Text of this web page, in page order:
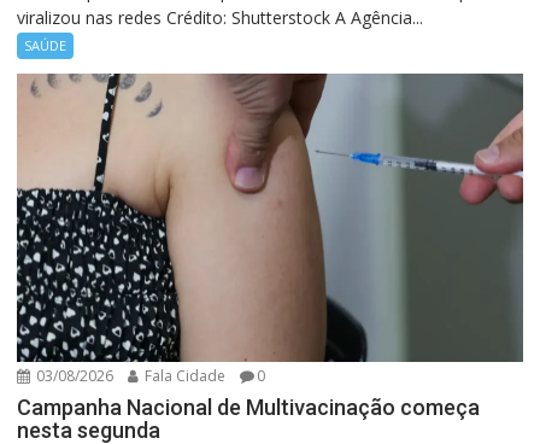
viralizou nas redes Crédito: Shutterstock A Agência...
SAÚDE
03/08/2026 Fala Cidade 0
Campanha Nacional de Multivacinação começa
nesta segunda